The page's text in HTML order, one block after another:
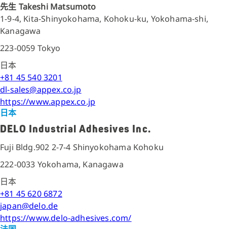
先生 Takeshi Matsumoto
1-9-4, Kita-Shinyokohama, Kohoku-ku, Yokohama-shi,
Kanagawa
223-0059 Tokyo
日本
+81 45 540 3201
dl-sales@appex.co.jp
https://www.appex.co.jp
日本
DELO Industrial Adhesives Inc.
Fuji Bldg.902 2-7-4 Shinyokohama Kohoku
222-0033 Yokohama, Kanagawa
日本
+81 45 620 6872
japan@delo.de
https://www.delo-adhesives.com/